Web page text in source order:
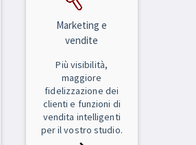
Marketing e
vendite
Più visibilità,
maggiore
fidelizzazione dei
clienti e funzioni di
vendita intelligenti
per il vostro studio.